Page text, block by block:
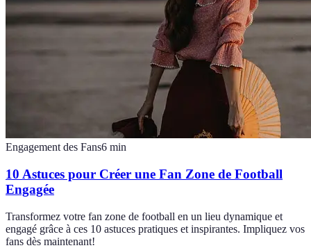
Engagement des Fans6 min
10 Astuces pour Créer une Fan Zone de Football
Engagée
Transformez votre fan zone de football en un lieu dynamique et
engagé grâce à ces 10 astuces pratiques et inspirantes. Impliquez vos
fans dès maintenant!